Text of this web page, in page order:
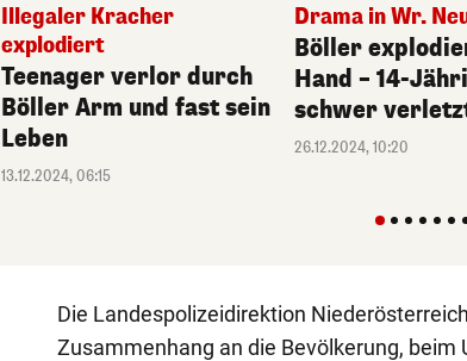
Illegaler Kracher
explodiert
Teenager verlor durch
Böller Arm und fast sein
Leben
13.12.2024, 06:15
Drama in Wr.
Böller
Hand – 14-
schwer
26.12.2024, 10:20
Die Landespolizeidirektion
Zusammenhang an die Bevölkerung,